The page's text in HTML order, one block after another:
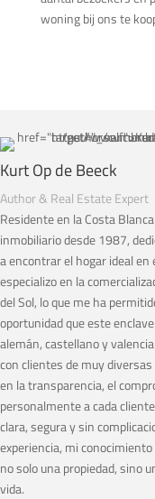
woning bij ons te
Kurt Op de Beeck
Author & Real Estate Expert
Residente en la Costa
inmobiliario desde 1987,
a encontrar el hogar ideal
especializo en la
del Sol, lo que me ha
oportunidad que este
alemán, castellano y
con clientes de muy
en la transparencia, el
personalmente a cada
clara, segura y sin
experiencia, mi
no solo una propiedad, sino
vida.